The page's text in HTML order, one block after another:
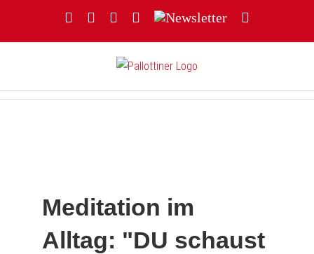
FacebookYouTubeInstagram
Threads
Newsletter
Meditation im
Alltag: "DU schaust